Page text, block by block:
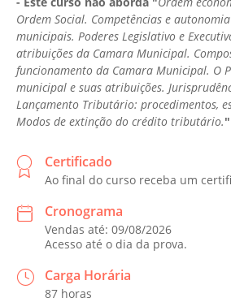
Ordem Social. Competências e
municipais. Poderes Legislativo e
atribuições da Camara Municipal.
funcionamento da Camara Municipal. O
municipal e suas atribuições.
Lançamento Tributário: procedimentos,
Modos de extinção do crédito tributário."
Certificado
Ao final do curso receba um
Cronograma
Vendas até: 09/08/2026
Acesso até o dia da prova.
Carga Horária
87 horas